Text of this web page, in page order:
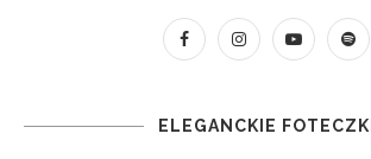
ELEGANCKIE FOTECZKI